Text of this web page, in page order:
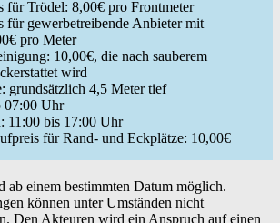
für Trödel: 8,00€ pro Frontmeter
für gewerbetreibende Anbieter mit
pro Meter
10,00€, die nach sauberem
wird
grundsätzlich 4,5 Meter tief
07:00 Uhr
11:00 bis 17:00 Uhr
für Rand- und Eckplätze: 10,00€
ab einem bestimmten Datum möglich.
können unter Umständen nicht
Den Akteuren wird ein Anspruch auf einen